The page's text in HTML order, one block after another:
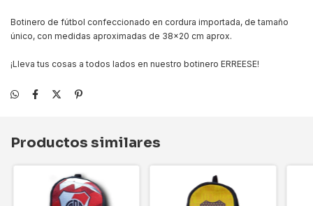
Botinero de fútbol confeccionado en cordura importada, de tamaño
único, con medidas aproximadas de 38x20 cm aprox.
¡Lleva tus cosas a todos lados en nuestro botinero ERREESE!
Productos similares